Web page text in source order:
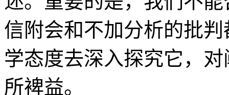
信附会和不加分析的批
学态度去深入探究它，
所裨益。